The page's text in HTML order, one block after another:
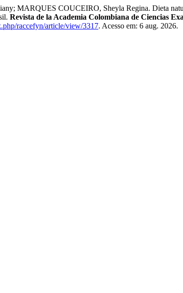
COUCEIRO, Sheyla Regina. Dieta
Revista de la Academia Colombiana de Ciencias
raccefyn/article/view/3317. Acesso em: 6 aug. 2026.